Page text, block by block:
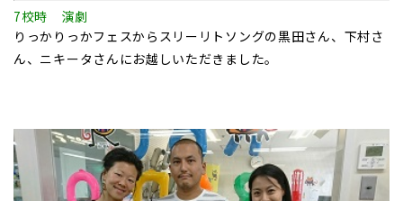
7校時 演劇
りっかりっかフェスからスリーリトソングの黒田さん、下村さ
ん、ニキータさんにお越しいただきました。